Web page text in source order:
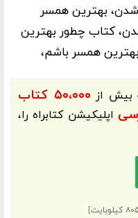
بهترین همسر
کتاب چطور بهترین
همسر باشم،
بیش از
۵۰،۰۰۰ کتاب
اپلیکیشنکتابراهرا،